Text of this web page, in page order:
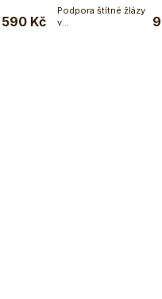
590 Kč
Podpora štítné žlázy
v...